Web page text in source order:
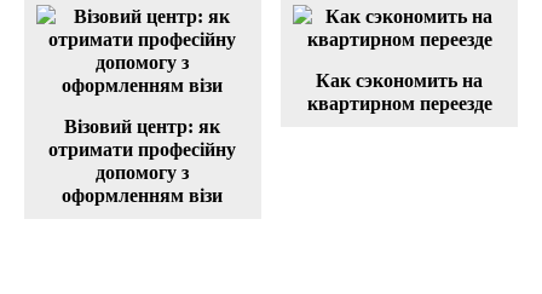
Візовий центр: як
отримати професійну
допомогу з
оформленням візи
Как сэкономить на
квартирном переезде